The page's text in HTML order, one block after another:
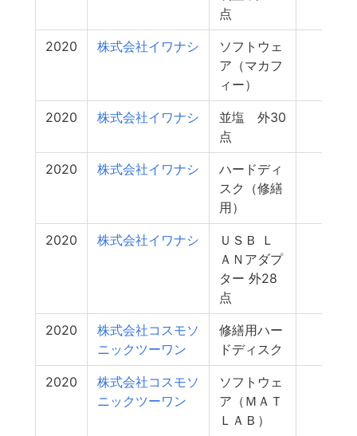
点
2020 株式会社イワナシ
ソフトウェ
ア（マカフ
ィー）
2020 株式会社イワナシ
並塩 外30
点
2020 株式会社イワナシ
ハードディ
スク（修繕
用）
2020 株式会社イワナシ
ＵＳＢ Ｌ
ＡＮアダプ
ター 外28
点
2020
株式会社コスモソ
ニックツーワン
修繕用ハー
ドディスク
2020
株式会社コスモソ
ニックツーワン
ソフトウェ
ア（ＭＡＴ
ＬＡＢ）